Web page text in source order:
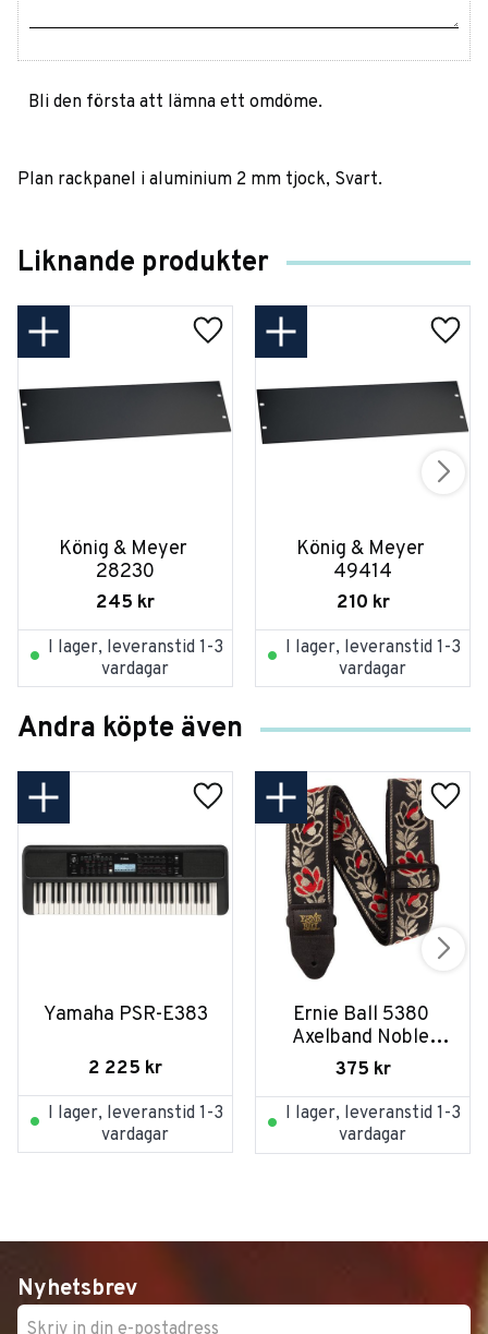
Bli den första att lämna ett omdöme.
Plan rackpanel i aluminium 2 mm tjock, Svart.
Liknande produkter
König & Meyer
28230
245 kr
I lager, leveranstid 1-3
vardagar
König & Meyer
49414
210 kr
I lager, leveranstid 1-3
vardagar
Andra köpte även
Yamaha PSR-E383
2 225 kr
I lager, leveranstid 1-3
vardagar
Ernie Ball 5380
Axelband Noble
Rose
375 kr
I lager, leveranstid 1-3
vardagar
Nyhetsbrev